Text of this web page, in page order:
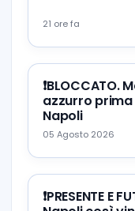
21 ore fa
azzurro
Napoli
05 Agosto 2026
❗️PRESENTE E